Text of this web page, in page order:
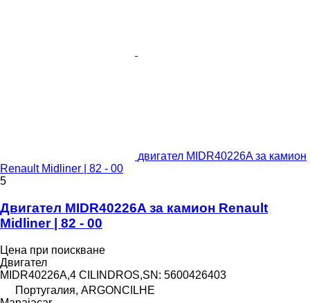
двигател MIDR40226A за камион
Renault Midliner | 82 - 00
5
Двигател MIDR40226A за камион Renault
Midliner | 82 - 00
Цена при поискване
Двигател
MIDR40226A,4 CILINDROS,SN: 5600426403
Португалия, ARGONCILHE